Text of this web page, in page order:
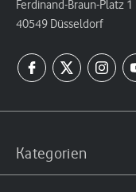
Ferdinand-Braun-Platz 1
40549 Düsseldorf
Kategorien